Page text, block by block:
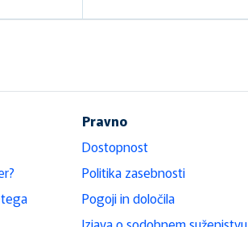
Pravno
Dostopnost
Politika zasebnosti
Pogoji in določila